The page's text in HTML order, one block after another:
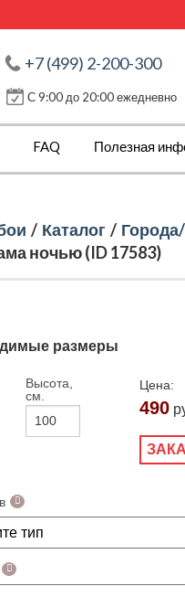
+7 (499) 2-200-300
С 9:00 до 20:00 ежедневно
FAQ Полезная
/ Каталог /
ночью (ID 17583)
размеры
Высота,
см.
Цена:
490